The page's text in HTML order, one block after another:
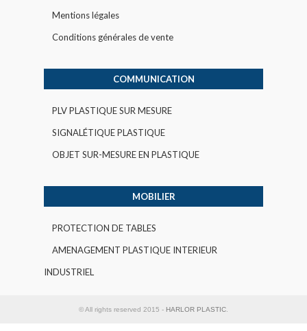
Mentions légales
Conditions générales de vente
COMMUNICATION
PLV PLASTIQUE SUR MESURE
SIGNALÉTIQUE PLASTIQUE
OBJET SUR-MESURE EN PLASTIQUE
MOBILIER
PROTECTION DE TABLES
AMENAGEMENT PLASTIQUE INTERIEUR
INDUSTRIEL
© All rights reserved 2015 - HARLOR PLASTIC